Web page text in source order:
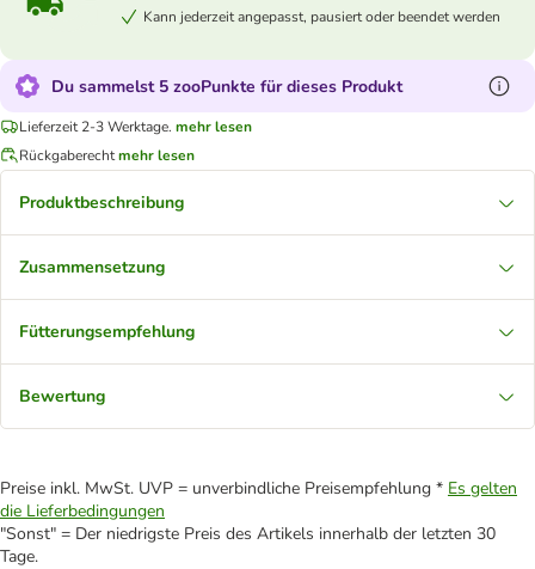
Kann jederzeit angepasst, pausiert oder beendet werden
Du sammelst 5 zooPunkte für dieses Produkt
Lieferzeit 2-3 Werktage. mehr lesen
Rückgaberechtmehr lesen
Produktbeschreibung
Zusammensetzung
Fütterungsempfehlung
Bewertung
Preise inkl. MwSt. UVP = unverbindliche Preisempfehlung * Es gelten
die Lieferbedingungen
"Sonst" = Der niedrigste Preis des Artikels innerhalb der letzten 30
Tage.